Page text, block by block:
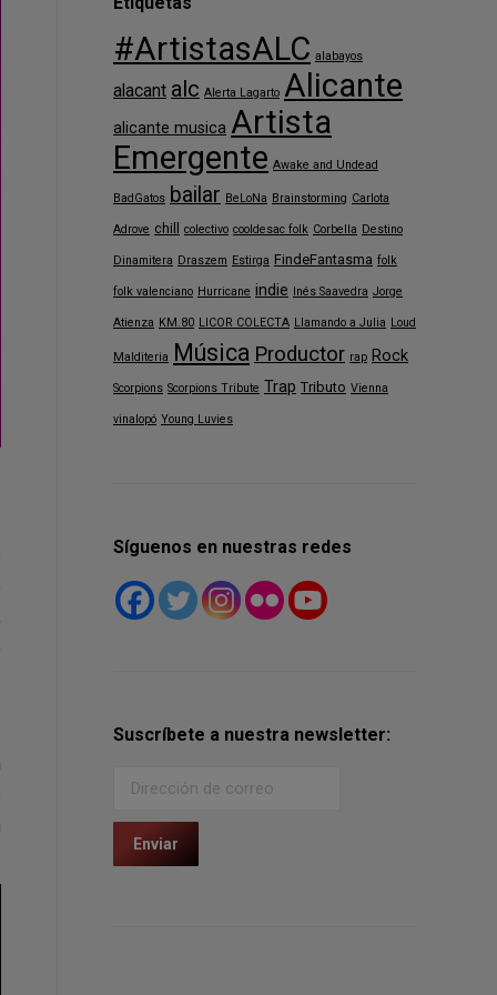
#ArtistasALC alabayos
alacant alc Alerta Lagarto Alicante
alicante musica Artista
Emergente Awake and Undead
BadGatos bailar BeLoNa Brainstorming Carlota
Adrove chill colectivo cooldesac folk Corbella Destino
Dinamitera Draszem Estirga FindeFantasma folk
folk valenciano Hurricane indie Inés Saavedra Jorge
Atienza KM.80 LICOR COLECTA Llamando a Julia Loud
Malditeria Música Productor rap Rock
Scorpions Scorpions Tribute Trap Tributo Vienna
vinalopó Young Luvies
Síguenos en nuestras redes
Suscríbete a nuestra newsletter: